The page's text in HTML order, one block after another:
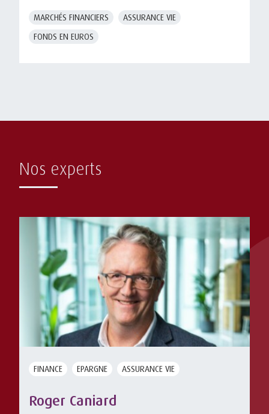
MARCHÉS FINANCIERS
ASSURANCE VIE
FONDS EN EUROS
Nos experts
FINANCE EPARGNE ASSURANCE VIE
Roger Caniard